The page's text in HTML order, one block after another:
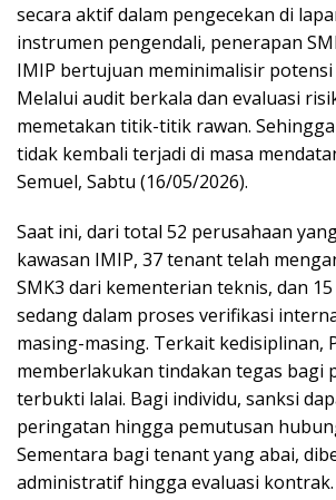
secara aktif dalam pengecekan di
instrumen pengendali, penerapan
IMIP bertujuan meminimalisir potensi
Melalui audit berkala dan evaluasi
memetakan titik-titik rawan.
tidak kembali terjadi di masa
Semuel, Sabtu (16/05/2026).
Saat ini, dari total 52 perusahaan
kawasan IMIP, 37 tenant telah
SMK3 dari kementerian teknis, dan
sedang dalam proses verifikasi
masing-masing. Terkait kedisiplinan,
memberlakukan tindakan tegas bagi
terbukti lalai. Bagi individu, sanksi
peringatan hingga pemutusan
Sementara bagi tenant yang abai,
administratif hingga evaluasi kontrak.